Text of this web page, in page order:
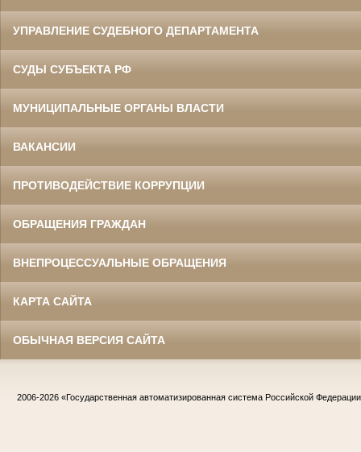
УПРАВЛЕНИЕ СУДЕБНОГО ДЕПАРТАМЕНТА
СУДЫ СУБЪЕКТА РФ
МУНИЦИПАЛЬНЫЕ ОРГАНЫ ВЛАСТИ
ВАКАНСИИ
ПРОТИВОДЕЙСТВИЕ КОРРУПЦИИ
ОБРАЩЕНИЯ ГРАЖДАН
ВНЕПРОЦЕССУАЛЬНЫЕ ОБРАЩЕНИЯ
КАРТА САЙТА
ОБЫЧНАЯ ВЕРСИЯ САЙТА
2006-2026 «Государственная автоматизированная система Российской